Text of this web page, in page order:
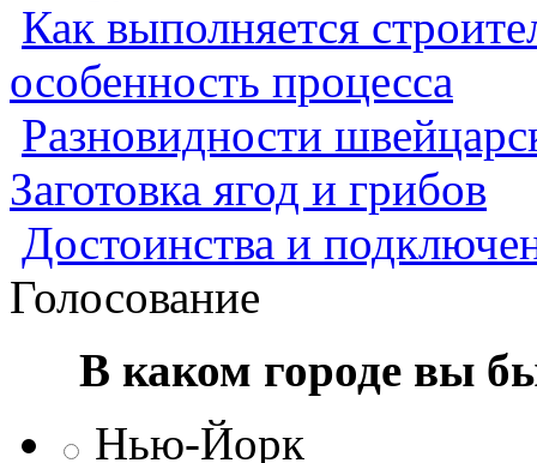
Как выполняется
особенность процесса
Разновидности
Заготовка ягод и грибов
Достоинства и
Голосование
В каком городе вы
Нью-Йорк